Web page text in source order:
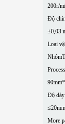
200r/
Độ
±0,03
Loại
Nhôm
Độ dày
≤20mm
More